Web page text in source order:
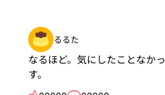
るるた
なるほど。気にしたことなか
す。